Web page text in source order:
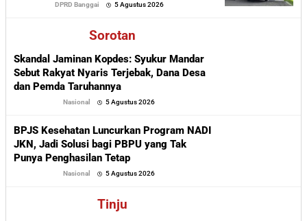
DPRD Banggai 5 Agustus 2026
Sorotan
Skandal Jaminan Kopdes: Syukur Mandar
Sebut Rakyat Nyaris Terjebak, Dana Desa
dan Pemda Taruhannya
Nasional 5 Agustus 2026
BPJS Kesehatan Luncurkan Program NADI
JKN, Jadi Solusi bagi PBPU yang Tak
Punya Penghasilan Tetap
Nasional 5 Agustus 2026
Tinju